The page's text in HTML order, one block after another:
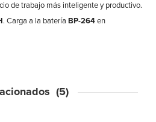
de trabajo más inteligente y productivo.
. Carga a la batería BP-264en
(5)